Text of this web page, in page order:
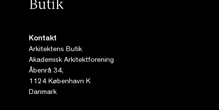
Kontakt
Arkitektens Butik
Akademisk Arkitektforening
Åbenrå 34,
1124 København K
Danmark